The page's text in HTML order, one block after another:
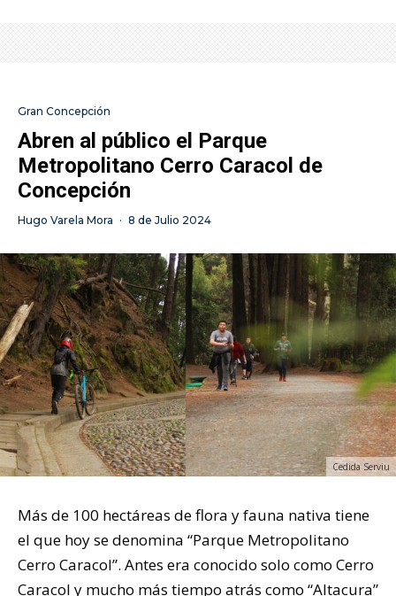
Gran Concepción
Abren al público el Parque
Metropolitano Cerro Caracol de
Concepción
Hugo Varela Mora · 8 de Julio 2024
Cedida Serviu
Más de 100 hectáreas de flora y fauna nativa tiene
el que hoy se denomina “Parque Metropolitano
Cerro Caracol”. Antes era conocido solo como Cerro
Caracol y mucho más tiempo atrás como “Altacura”